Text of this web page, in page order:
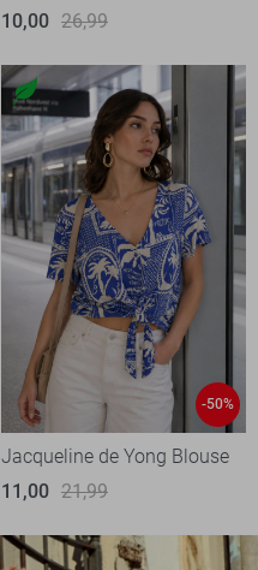
10,00 26,99
-50%
Jacqueline de Yong Blouse
11,00 21,99